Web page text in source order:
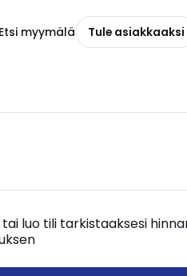
Etsi myymälä Tule asiakkaaksi
tai luo tili tarkistaaksesi